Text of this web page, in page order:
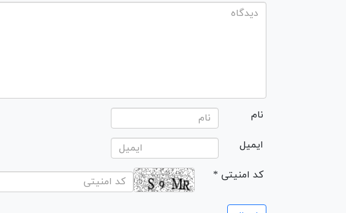
نام
ایمیل
* کد امنیتی